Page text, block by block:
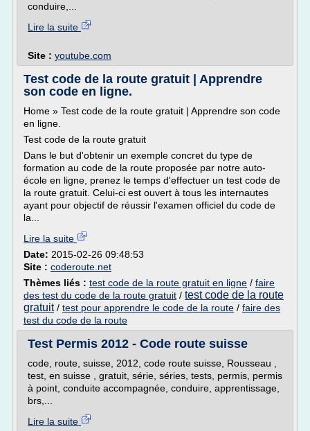
conduire,...
Lire la suite
Site : youtube.com
Test code de la route gratuit | Apprendre
son code en ligne.
Home » Test code de la route gratuit | Apprendre son code
en ligne.
Test code de la route gratuit
Dans le but d'obtenir un exemple concret du type de
formation au code de la route proposée par notre auto-
école en ligne, prenez le temps d'effectuer un test code de
la route gratuit. Celui-ci est ouvert à tous les internautes
ayant pour objectif de réussir l'examen officiel du code de
la...
Lire la suite
Date: 2015-02-26 09:48:53
Site : coderoute.net
Thèmes liés : test code de la route gratuit en ligne / faire
des test du code de la route gratuit / test code de la route
gratuit/ test pour apprendre le code de la route / faire des
test du code de la route
Test Permis 2012 - Code route suisse
code, route, suisse, 2012, code route suisse, Rousseau ,
test, en suisse , gratuit, série, séries, tests, permis, permis
à point, conduite accompagnée, conduire, apprentissage,
brs,...
Lire la suite